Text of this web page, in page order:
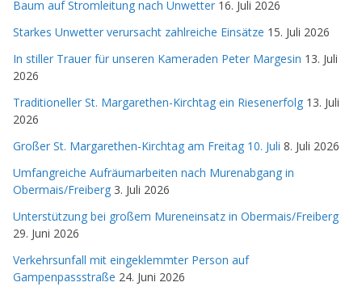
Baum auf Stromleitung nach Unwetter 16. Juli 2026
Starkes Unwetter verursacht zahlreiche Einsätze 15. Juli 2026
In stiller Trauer für unseren Kameraden Peter Margesin 13. Juli
2026
Traditioneller St. Margarethen-Kirchtag ein Riesenerfolg 13. Juli
2026
Großer St. Margarethen-Kirchtag am Freitag 10. Juli 8. Juli 2026
Umfangreiche Aufräumarbeiten nach Murenabgang in
Obermais/Freiberg 3. Juli 2026
Unterstützung bei großem Mureneinsatz in Obermais/Freiberg
29. Juni 2026
Verkehrsunfall mit eingeklemmter Person auf
Gampenpassstraße 24. Juni 2026